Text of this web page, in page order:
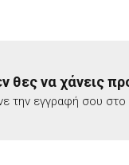
θες να χάνεις
την εγγραφή σου